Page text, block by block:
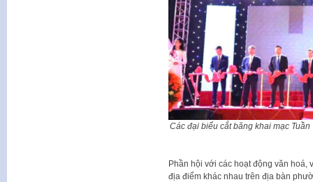
Các đại biểu cắt băng khai mạc
Phần hội với các hoạt động văn hoá,
địa điểm khác nhau trên địa bàn